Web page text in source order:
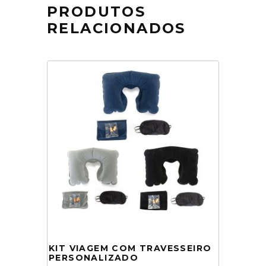
PRODUTOS
RELACIONADOS
KIT VIAGEM COM TRAVESSEIRO
PERSONALIZADO